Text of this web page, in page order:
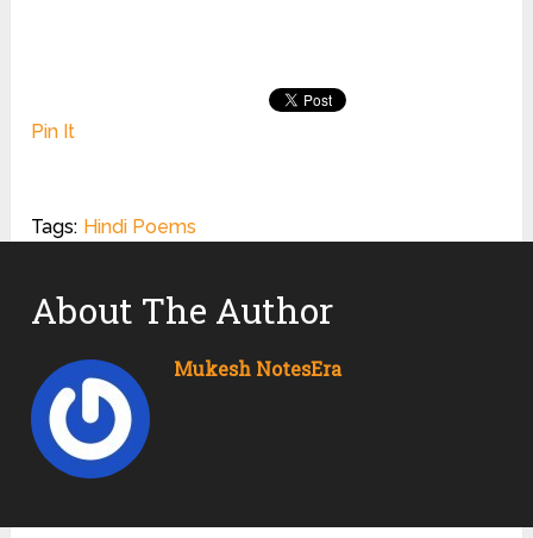
Pin It
Tags: Hindi Poems
About The Author
Mukesh NotesEra